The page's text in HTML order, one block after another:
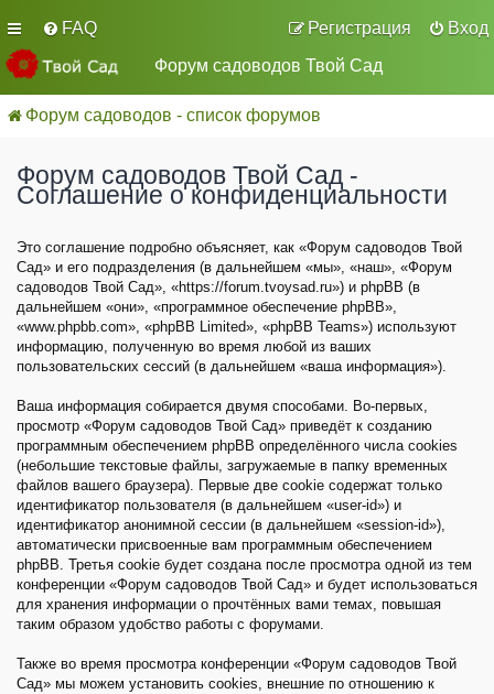
FAQ Вход
Регистрация
Форум садоводов Твой Сад
Форум садоводов - список форумов
Форум садоводов Твой Сад -
Соглашение о конфиденциальности
Это соглашение подробно объясняет, как «Форум садоводов Твой
Сад» и его подразделения (в дальнейшем «мы», «наш», «Форум
садоводов Твой Сад», «https://forum.tvoysad.ru») и phpBB (в
дальнейшем «они», «программное обеспечение phpBB»,
«www.phpbb.com», «phpBB Limited», «phpBB Teams») используют
информацию, полученную во время любой из ваших
пользовательских сессий (в дальнейшем «ваша информация»).
Ваша информация собирается двумя способами. Во-первых,
просмотр «Форум садоводов Твой Сад» приведёт к созданию
программным обеспечением phpBB определённого числа cookies
(небольшие текстовые файлы, загружаемые в папку временных
файлов вашего браузера). Первые две cookie содержат только
идентификатор пользователя (в дальнейшем «user-id») и
идентификатор анонимной сессии (в дальнейшем «session-id»),
автоматически присвоенные вам программным обеспечением
phpBB. Третья cookie будет создана после просмотра одной из тем
конференции «Форум садоводов Твой Сад» и будет использоваться
для хранения информации о прочтённых вами темах, повышая
таким образом удобство работы с форумами.
Также во время просмотра конференции «Форум садоводов Твой
Сад» мы можем установить cookies, внешние по отношению к